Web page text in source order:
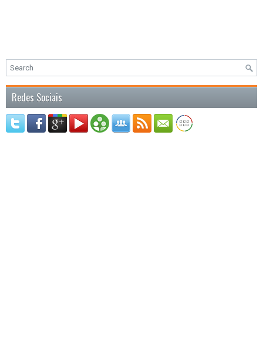
Redes Sociais